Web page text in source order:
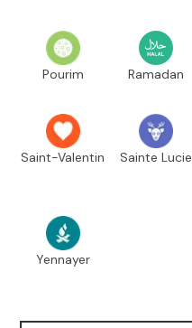
Pourim Ramadan
Saint-Valentin Sainte Lucie
Yennayer